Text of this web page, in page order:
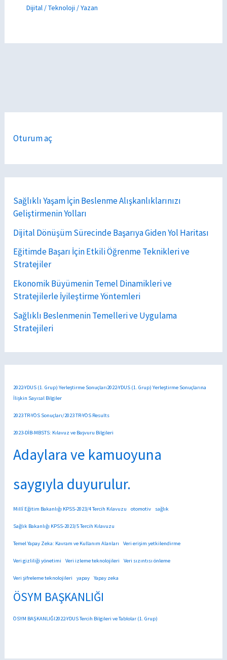
Dijital / Teknoloji / Yazan
Oturum aç
Sağlıklı Yaşam İçin Beslenme Alışkanlıklarınızı
Geliştirmenin Yolları
Dijital Dönüşüm Sürecinde Başarıya Giden Yol Haritası
Eğitimde Başarı İçin Etkili Öğrenme Teknikleri ve
Stratejiler
Ekonomik Büyümenin Temel Dinamikleri ve
Stratejilerle İyileştirme Yöntemleri
Sağlıklı Beslenmenin Temelleri ve Uygulama
Stratejileri
2022-YDUS (1. Grup) Yerleştirme Sonuçları2022-YDUS (1. Grup) Yerleştirme Sonuçlarına
İlişkin Sayısal Bilgiler
2023 TR-YÖS Sonuçları/2023 TR-YÖS Results
2023-DİB-MBSTS: Kılavuz ve Başvuru Bilgileri
Adaylara ve kamuoyuna
saygıyla duyurulur.
Millî Eğitim Bakanlığı KPSS-2023/4 Tercih Kılavuzu otomotiv sağlık
Sağlık Bakanlığı KPSS-2023/5 Tercih Kılavuzu
Temel Yapay Zeka: Kavram ve Kullanım Alanları Veri erişim yetkilendirme
Veri gizliliği yönetimi Veri izleme teknolojileri Veri sızıntısı önleme
Veri şifreleme teknolojileri yapay Yapay zeka
ÖSYM BAŞKANLIĞI
ÖSYM BAŞKANLIĞI2022-YDUS Tercih Bilgileri ve Tablolar (1. Grup)